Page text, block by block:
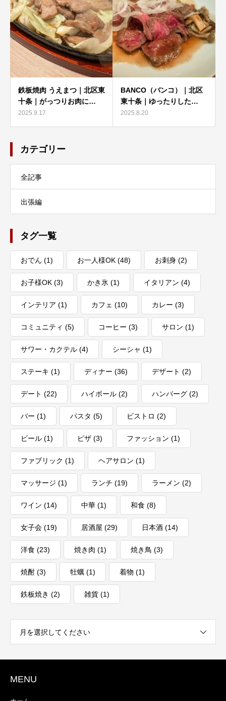
鉄板焼肉 うえまつ｜北区東
十条｜がっつりお肉に…
2025.9.17
BANCO（バンコ）｜北区
東十条｜ゆったりした…
2025.8.20
カテゴリー
全記事
出張編
タグ一覧
おでん (1) お一人様OK (48) お刺身 (2)
お子様OK (3) かき氷 (1) イタリアン (4)
インテリア (1) カフェ (10) カレー (3)
コミュニティ (5) コーヒー (3) サロン (1)
サワー・カクテル (4) シーシャ (1)
ステーキ (1) ディナー (36) デザート (2)
デート (22) ハイボール (2) ハンバーグ (2)
バー (1) パスタ (5) ビストロ (2)
ビール (1) ピザ (3) ファッション (1)
ファブリック (1) ヘアサロン (1)
マッサージ (1) ランチ (19) ラーメン (2)
ワイン (14) 中華 (1) 和食 (8)
女子会 (19) 居酒屋 (29) 日本酒 (14)
洋食 (23) 焼き肉 (1) 焼き鳥 (3)
焼酎 (3) 牡蠣 (1) 着物 (1)
鉄板焼き (2) 雑貨 (1)
月を選択してください
MENU